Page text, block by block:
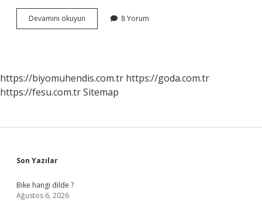
Devamını okuyun
Cinayet
8 Yorum
https://biyomuhendis.com.tr https://goda.com.tr
https://fesu.com.trSitemap
Sidebar
Son Yazılar
Bike hangi dilde ?
Ağustos 6, 2026